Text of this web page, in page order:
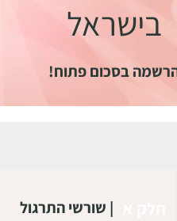
בישראל
בסכום פתוח!
| שורשי התרגול